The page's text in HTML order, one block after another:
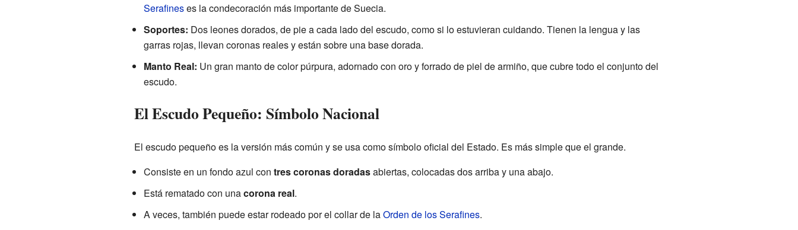
Serafineses la condecoración más importante de Suecia.
Soportes: Dos leones dorados, de pie a cada lado del escudo, como si lo estuvieran cuidando. Tienen la lengua y las
garras rojas, llevan coronas reales y están sobre una base dorada.
Manto Real: Un gran manto de color púrpura, adornado con oro y forrado de piel de armiño, que cubre todo el conjunto del
escudo.
El Escudo Pequeño: Símbolo Nacional
El escudo pequeño es la versión más común y se usa como símbolo oficial del Estado. Es más simple que el grande.
Consiste en un fondo azul con tres coronas doradasabiertas, colocadas dos arriba y una abajo.
Está rematado con unacorona real.
A veces, también puede estar rodeado por el collar de laOrden de los Serafines.